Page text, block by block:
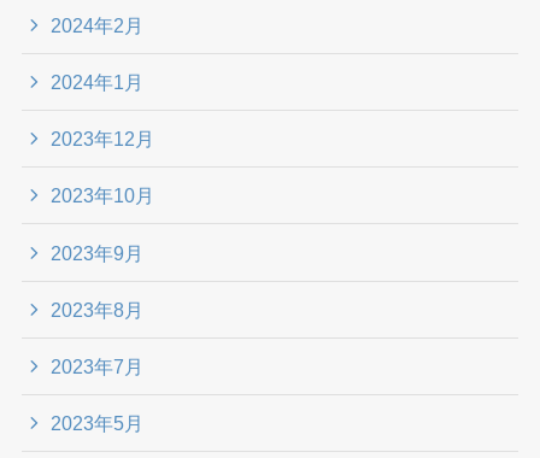
2024年2月
2024年1月
2023年12月
2023年10月
2023年9月
2023年8月
2023年7月
2023年5月